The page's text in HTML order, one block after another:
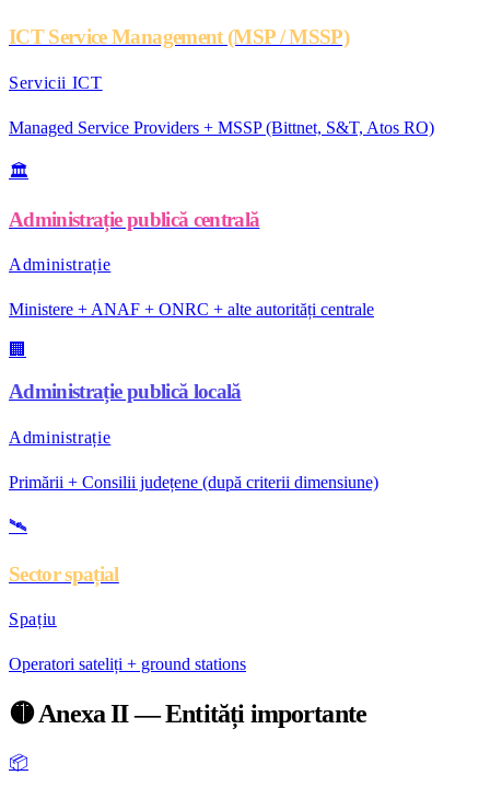
ICT Service Management (MSP / MSSP)
Servicii ICT
Managed Service Providers + MSSP (Bittnet, S&T, Atos RO)
🏛️
Administrație publică centrală
Administrație
Ministere + ANAF + ONRC + alte autorități centrale
🏢
Administrație publică locală
Administrație
Primării + Consilii județene (după criterii dimensiune)
🛰️
Sector spațial
Spațiu
Operatori sateliți + ground stations
🟡Anexa II — Entități importante
📦